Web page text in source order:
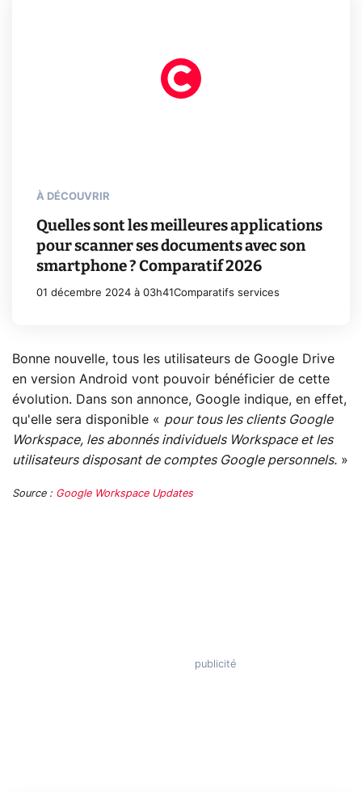
À DÉCOUVRIR
Quelles sont les meilleures applications
pour scanner ses documents avec son
smartphone ? Comparatif 2026
01 décembre 2024 à 03h41 Comparatifs services
Bonne nouvelle, tous les utilisateurs de Google Drive
en version Android vont pouvoir bénéficier de cette
évolution. Dans son annonce, Google indique, en effet,
qu'elle sera disponible « pour tous les clients Google
Workspace, les abonnés individuels Workspace et les
utilisateurs disposant de comptes Google personnels. »
Source : Google Workspace Updates